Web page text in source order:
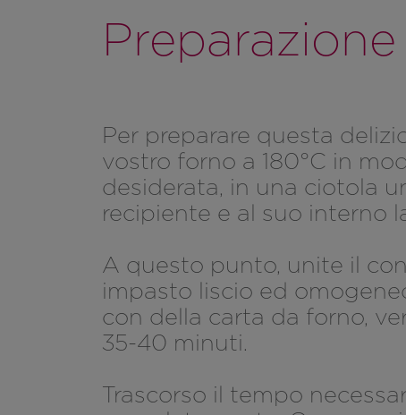
Preparazione
Per preparare questa
vostro forno a 180°C in
desiderata, in una ciotola
recipiente e al suo interno
A questo punto, unite il
impasto liscio ed
con della carta da forno,
35-40 minuti.
Trascorso il tempo